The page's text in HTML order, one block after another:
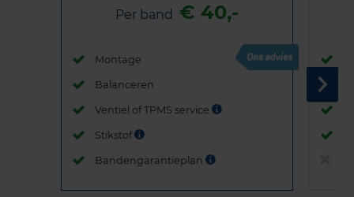
Per band € 40,-
Montage
Balanceren
Ventiel of TPMS service
Stikstof
Bandengarantieplan